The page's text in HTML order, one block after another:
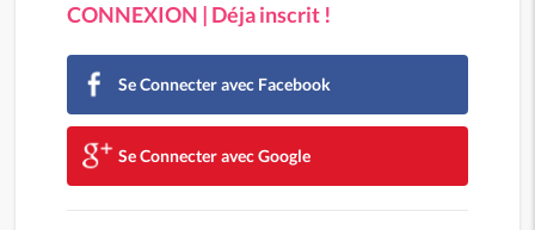
CONNEXION | Déja inscrit !
Se Connecter avec Facebook
Se Connecter avec Google